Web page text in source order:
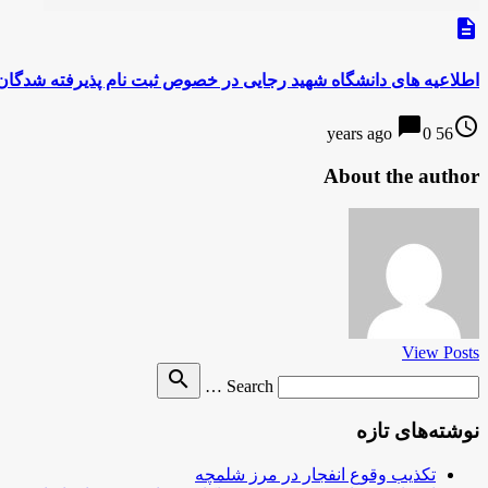
description
اطلاعیه های دانشگاه شهید رجایی در خصوص ثبت نام پذیرفته
access_time
56 years ago
chat_bubble0
About the author
View Posts
Search …
search
نوشته‌های تازه
تکذیب وقوع انفجار در مرز شلمچه